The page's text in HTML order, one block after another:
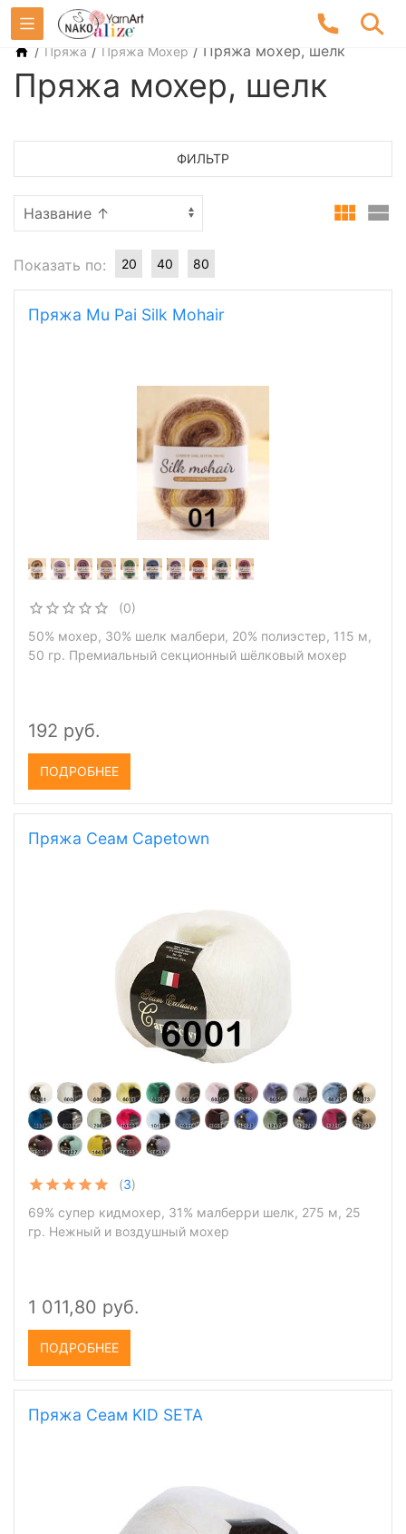
/ Пряжа / Пряжа Мохер / Пряжа мохер, шелк
Пряжа мохер, шелк
ФИЛЬТР
Показать по: 20 40 80
Пряжа Mu Pai Silk Mohair
(0)
50% мохер, 30% шелк малбери, 20% полиэстер, 115 м,
50 гр. Премиальный секционный шёлковый мохер
192 руб.
ПОДРОБНЕЕ
Пряжа Сеам Capetown
(3)
69% супер кидмохер, 31% малберри шелк, 275 м, 25
гр. Нежный и воздушный мохер
1 011,80 руб.
ПОДРОБНЕЕ
Пряжа Сеам KID SETA